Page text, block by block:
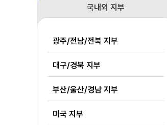
국내외 지부
광주/전남/전북 지부
대구/경북 지부
부산/울산/경남 지부
미국 지부